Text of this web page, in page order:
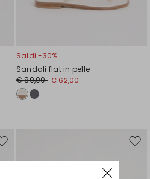
Saldi -30%
Sandali flat in pelle
€ 89,00 € 62,00
Sposta